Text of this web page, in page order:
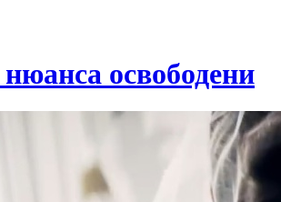
освободени